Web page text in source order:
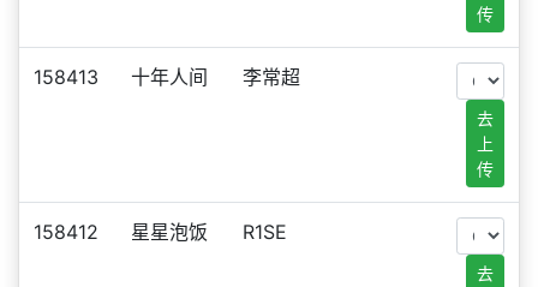
传
158413 十年人间 李常超
去
上
传
158412 星星泡饭 R1SE
去